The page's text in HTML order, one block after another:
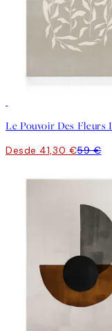
Le Pouvoir Des Fleurs
Desde 41,30 €59 €